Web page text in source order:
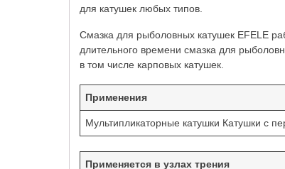
для катушек любых типов.
Смазка для рыболовных катушек EFELE
длительного времени смазка для
в том числе карповых катушек.
Применения
Мультипликаторные катушки Катушки с
Применяется в узлах трения